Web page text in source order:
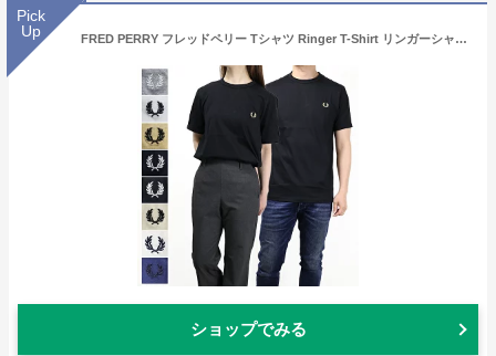
Pick
Up
FRED PERRY フレッドペリー Tシャツ Ringer T-Shirt リンガーシャツ M3519 メンズ レディース カットソー ローレルリース クルーネック 半袖 LaG Onlinestore
ショップでみる